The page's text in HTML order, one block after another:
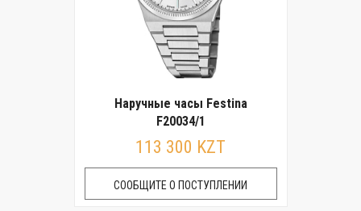
Наручные часы Festina
F20034/1
113 300 KZT
СООБЩИТЕ О ПОСТУПЛЕНИИ